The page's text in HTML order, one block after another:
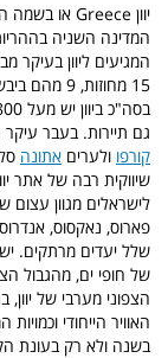
המדינה השניה
המגיעים ליוון בעיקר
גם תיירות. בעבר עיקר
קורפו ולערים אתונה
שיווקית רבה של אתר
לישראלים מגוון עצום
פארוס, נאקסוס,
שלל יעדים מרתקים.
של חופי ים, מהגבול
הצפוני מערבי של
בשנה ולא רק בעונת